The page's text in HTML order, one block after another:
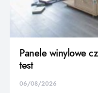
Panele winylowe
test
06/08/2026